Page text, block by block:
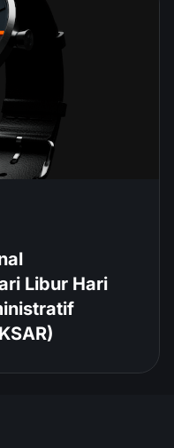
Libur Hari